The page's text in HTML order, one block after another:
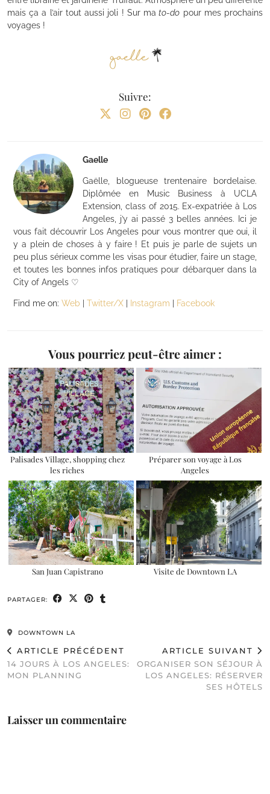
mais ça a l’air tout aussi joli ! Sur ma to-do pour mes prochains
voyages !
Suivre:
Gaelle
Gaëlle, blogueuse trentenaire bordelaise.
Diplômée en Music Business à UCLA
Extension, class of 2015. Ex-expatriée à Los
Angeles, j’y ai passé 3 belles années. Ici je
vous fait découvrir Los Angeles pour vous montrer que oui, il
y a plein de choses à y faire ! Et puis je parle de sujets un
peu plus sérieux comme les visas pour étudier, faire un stage,
et toutes les bonnes infos pratiques pour débarquer dans la
City of Angels ♡
Find me on: Web Twitter/X Instagram Facebook
Vous pourriez peut-être aimer :
Palisades Village, shopping chez
les riches
Préparer son voyage à Los
Angeles
San Juan Capistrano Visite de Downtown LA
PARTAGER:
DOWNTOWN LA
ARTICLE PRÉCÉDENT
14 JOURS À LOS ANGELES:
MON PLANNING
ARTICLE SUIVANT
ORGANISER SON SÉJOUR À
LOS ANGELES: RÉSERVER
SES HÔTELS
Laisser un commentaire